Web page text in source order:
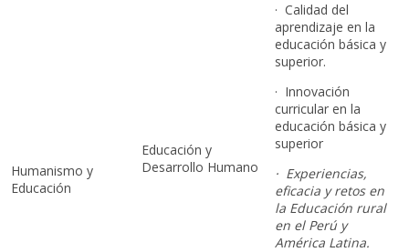
Humanismo y
Educación
Educación y
Desarrollo Humano
· Calidad del
aprendizaje en la
educación básica y
superior.
· Innovación
curricular en la
educación básica y
superior
· Experiencias,
eficacia y retos en
la Educación rural
en el Perú y
América Latina.